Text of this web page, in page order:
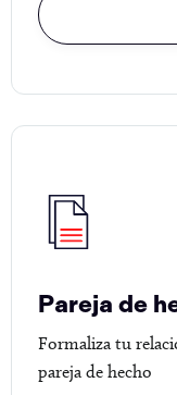
Pareja de
Formaliza tu
pareja de hecho